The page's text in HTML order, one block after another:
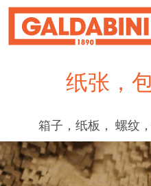
纸张，
箱子，纸板， 螺纹